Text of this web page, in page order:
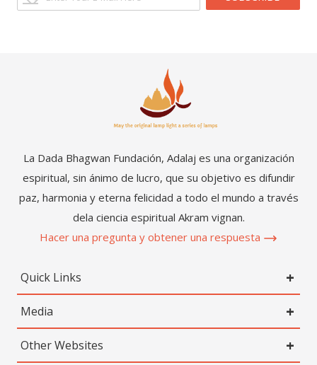
La Dada Bhagwan Fundación, Adalaj es una organización
espiritual, sin ánimo de lucro, que su objetivo es difundir
paz, harmonia y eterna felicidad a todo el mundo a través
dela ciencia espiritual Akram vignan.
Hacer una pregunta y obtener una respuesta
Quick Links
Media
Other Websites